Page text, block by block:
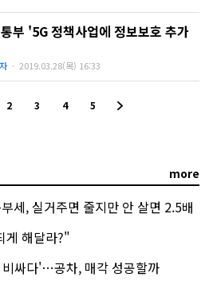
부 '5G 정책사업에 정보보호 추가
· 2019.03.28(목) 16:33
2 3 4 5
more
세, 실거주면 줄지만 안 살면 2.5배
게 해달라?"
싸다'…공차, 매각 성공할까